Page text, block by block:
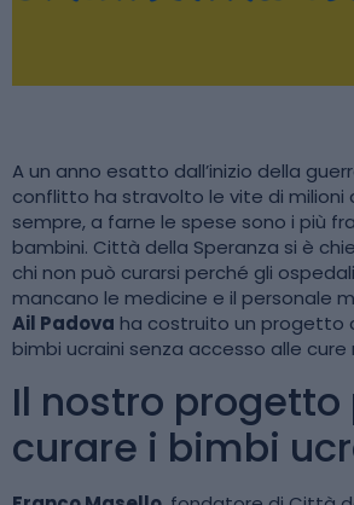
A un anno esatto dall’inizio della
conflitto ha stravolto le vite di milioni
sempre, a farne le spese sono i più
bambini. Città della Speranza si è
chi non può curarsi perché gli
mancano le medicine e il personale
Ail Padova ha costruito un progetto
bimbi ucraini senza accesso alle cure
Il nostro progetto
curare i bimbi